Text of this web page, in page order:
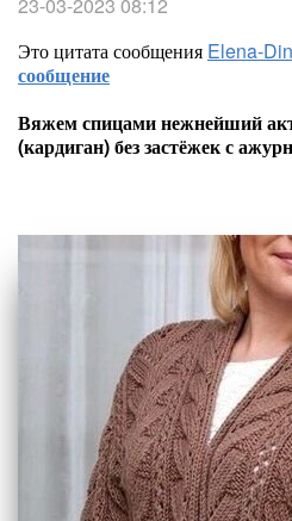
Это цитата сообщения Elena-
сообщение
Вяжем спицами нежнейший
(кардиган) без застёжек с